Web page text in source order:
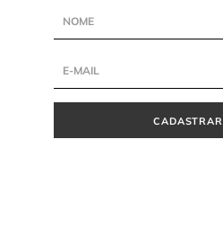
CADASTRAR